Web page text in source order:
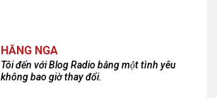
HẰNG NGA
Tôi đến với Blog Radio bằng một tình yêu
không bao giờ thay đổi.